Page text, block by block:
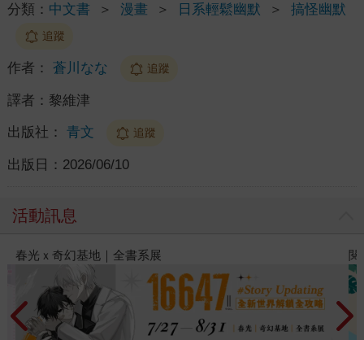
分類： 中文書 ＞ 漫畫 ＞ 日系輕鬆幽默 ＞ 搞怪幽默
追蹤
作者： 蒼川なな 追蹤
譯者： 黎維津
出版社： 青文 追蹤
出版日： 2026/06/10
活動訊息
閱讀漫遊錄-2026上半年暢銷榜